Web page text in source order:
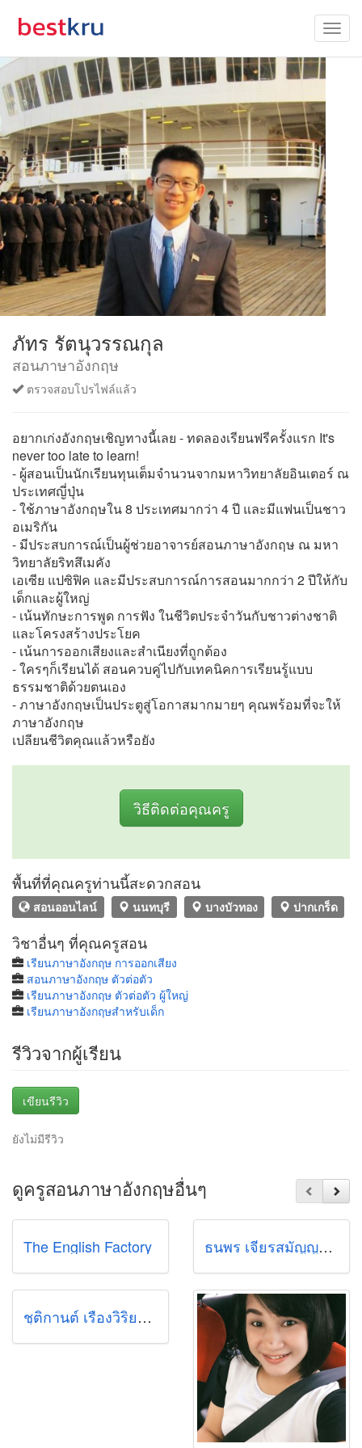
ภัทร รัตนุวรรณกุล
สอนภาษาอังกฤษ
ตรวจสอบโปรไฟล์แล้ว
อยากเก่งอังกฤษเชิญทางนี้เลย - ทดลองเรียนฟรีครั้งแรก It's
never too late to learn!
- ผู้สอนเป็นนักเรียนทุนเต็มจำนวนจากมหาวิทยาลัยอินเตอร์ ณ
ประเทศญี่ปุ่น
- ใช้ภาษาอังกฤษใน 8 ประเทศมากว่า 4 ปี และมีแฟนเป็นชาว
อเมริกัน
- มีประสบการณ์เป็นผู้ช่วยอาจารย์สอนภาษาอังกฤษ ณ มหา
วิทยาลัยริทสึเมคัง
เอเซีย แปซิฟิค และมีประสบการณ์การสอนมากกว่า 2 ปีให้กับ
เด็กและผู้ใหญ่
- เน้นทักษะการพูด การฟัง ในชีวิตประจำวันกับชาวต่างชาติ
และโครงสร้างประโยค
- เน้นการออกเสียงและสำเนียงที่ถูกต้อง
- ใครๆก็เรียนได้ สอนควบคู่ไปกับเทคนิคการเรียนรู้แบบ
ธรรมชาติด้วยตนเอง
- ภาษาอังกฤษเป็นประตูสู่โอกาสมากมายๆ คุณพร้อมที่จะให้
ภาษาอังกฤษ
เปลียนชีวิตคุณแล้วหรือยัง
วิธีติดต่อคุณครู
พื้นที่ที่คุณครูท่านนี้สะดวกสอน
สอนออนไลน์ นนทบุรี บางบัวทอง ปากเกร็ด
วิชาอื่นๆ ที่คุณครูสอน
เรียนภาษาอังกฤษ การออกเสียง
สอนภาษาอังกฤษ ตัวต่อตัว
เรียนภาษาอังกฤษ ตัวต่อตัว ผู้ใหญ่
เรียนภาษาอังกฤษสำหรับเด็ก
รีวิวจากผู้เรียน
เขียนรีวิว
ยังไม่มีรีวิว
ดูครูสอนภาษาอังกฤษอื่นๆ
The English Factory ธนพร เจียรสมัญญา (เฟย)
ชุติกานต์ เรืองวิริยะดำรงค์ (แพรไหม)